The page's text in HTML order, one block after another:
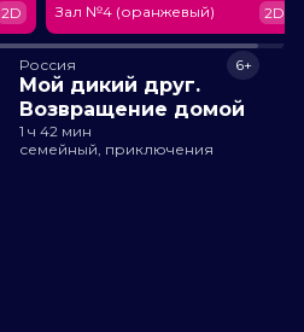
2D
Зал №4 (оранжевый)
2D
Россия
Мой дикий друг.
Возвращение домой
6+
1 ч 42 мин
семейный, приключения